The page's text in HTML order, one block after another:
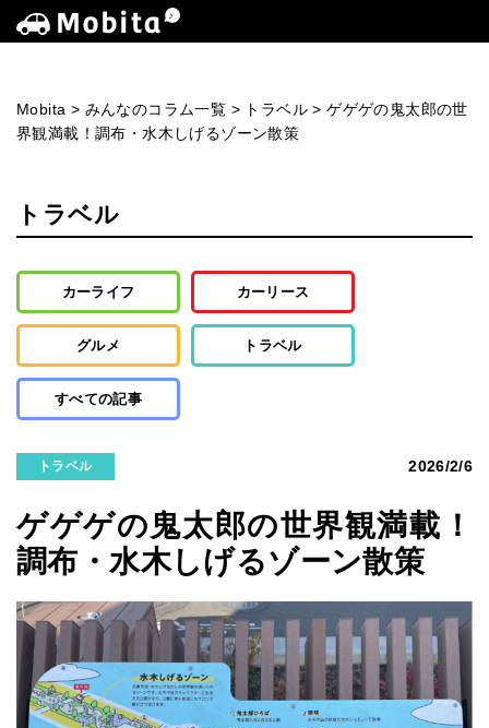
Mobita > みんなのコラム一覧 > トラベル >ゲゲゲの鬼太郎の世
界観満載！調布・水木しげるゾーン散策
トラベル
カーライフ カーリース
グルメ トラベル
すべての記事
トラベル 2026/2/6
ゲゲゲの鬼太郎の世界観満載！
調布・水木しげるゾーン散策